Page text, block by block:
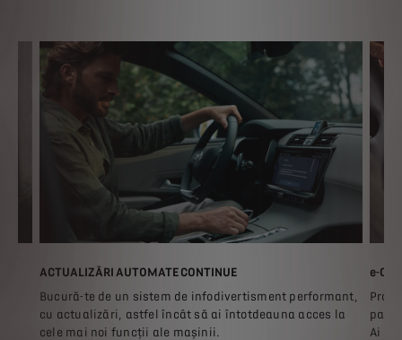
ACTUALIZĂRI AUTOMATE CONTINUE
Bucură-te de un sistem de infodivertisment performant,
cu actualizări, astfel încât să ai întotdeauna acces la
cele mai noi funcții ale mașinii.
e-
Ai